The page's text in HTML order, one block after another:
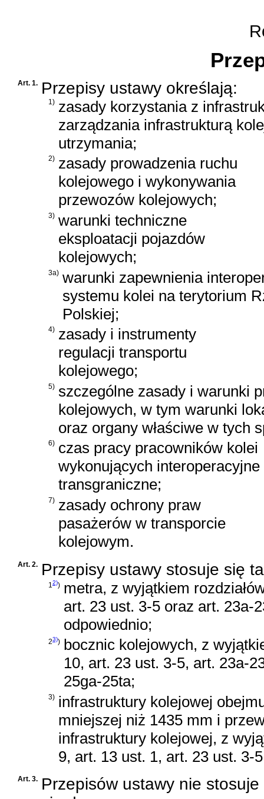
Art. 1. Przepisy ustawy określają:
1) zasady korzystania z
zarządzania infrastrukturą
utrzymania;
2) zasady prowadzenia ruchu
kolejowego i wykonywania
przewozów kolejowych;
3) warunki techniczne
eksploatacji pojazdów
kolejowych;
3a) warunki zapewnienia
systemu kolei na terytorium
Polskiej;
4) zasady i instrumenty
regulacji transportu
kolejowego;
5) szczególne zasady i warunki
kolejowych, w tym warunki
oraz organy właściwe w tych
6) czas pracy pracowników kolei
wykonujących interoperacyjne
transgraniczne;
7) zasady ochrony praw
pasażerów w transporcie
kolejowym.
Art. 2. Przepisy ustawy stosuje się
1 2)) metra, z wyjątkiem
art. 23 ust. 3-5 oraz art. 23a-
odpowiednio;
23)) bocznic kolejowych, z
10, art. 23 ust. 3-5, art. 23a-
25ga-25ta;
3) infrastruktury kolejowej
mniejszej niż 1435 mm i
infrastruktury kolejowej, z
9, art. 13 ust. 1, art. 23 ust. 3-
Art. 3. Przepisów ustawy nie stosuje